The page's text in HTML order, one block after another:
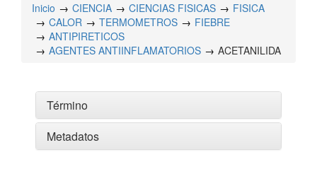
Inicio CIENCIA CIENCIAS FISICAS
FISICA
CALOR
TERMOMETROS
FIEBRE
ANTIPIRETICOS
AGENTES ANTIINFLAMATORIOS
ACETANILIDA
Término
Metadatos